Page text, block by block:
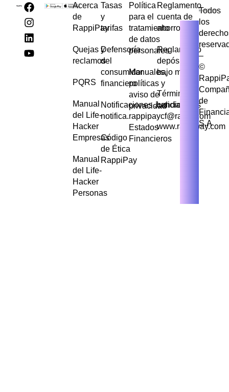
Acerca
de
RappiPay
Quejas y
reclamos
PQRS
Manual
del Life-
Hacker
Empresas
Manual
del Life-
Hacker
Personas
Tasas
y
tarifas
Defensoría
del
consumidor
financiero
Notificaciones Judiciales
notifica.rappipaycf@rappi.com
Código
de Ética
RappiPay
Política
para el
tratamiento
de datos
personales
Manuales,
políticas y
aviso de
privacidad
Estados
Financieros
Reglamento
cuenta de
ahorros
Reglamento
depósito de
bajo monto
Términos y
condiciones
www.rappipay.com
Todos
los
–
©
de
S.A